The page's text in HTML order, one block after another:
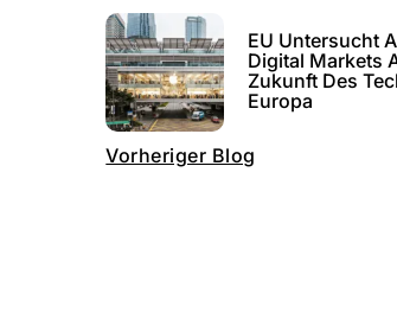
Vorheriger Blog
EU Untersucht
Digital Markets
Zukunft Des
Europa